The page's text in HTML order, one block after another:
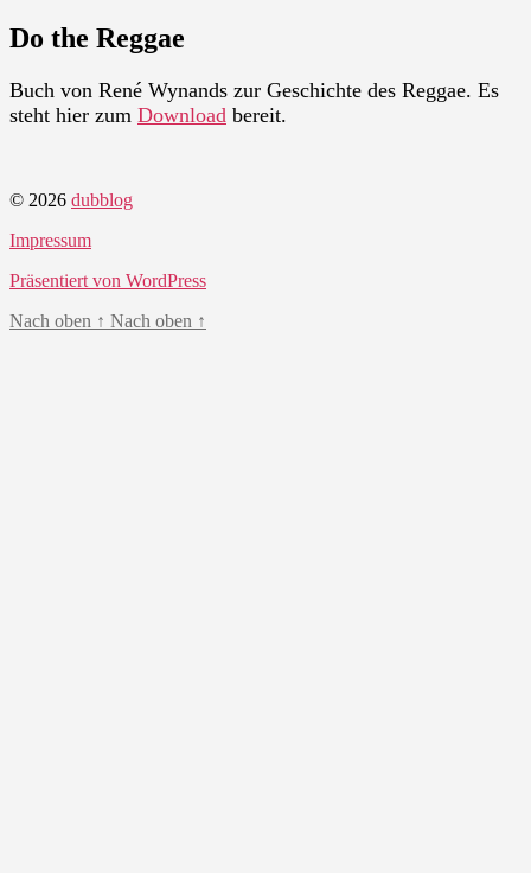
Do the Reggae
Buch von René Wynands zur Geschichte des Reggae. Es
steht hier zum Download bereit.
© 2026 dubblog
Impressum
Präsentiert von WordPress
Nach oben ↑ Nach oben ↑